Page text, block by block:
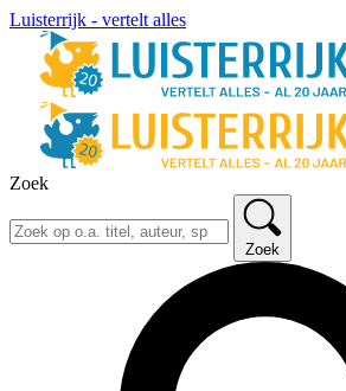
Luisterrijk - vertelt alles
Zoek
Zoek